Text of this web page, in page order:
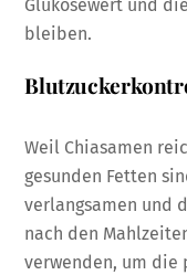
Glukosewert und
bleiben.
Weil Chiasamen
gesunden Fetten
verlangsamen und
nach den
verwenden, um die